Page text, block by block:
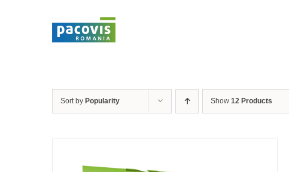
Sort by Popularity Show 12 Products